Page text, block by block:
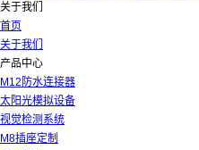
关于我们
首页
关于我们
产品中心
M12防水连接器
太阳光模拟设备
视觉检测系统
M8插座定制